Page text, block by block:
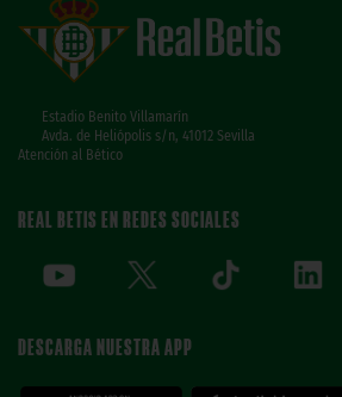
Estadio Benito Villamarín
Avda. de Heliópolis s/n, 41012 Sevilla
Atención al Bético
REAL BETIS EN REDES SOCIALES
DESCARGA NUESTRA APP